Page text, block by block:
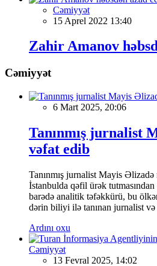
Cəmiyyət
15 Aprel 2022 13:40
Zahir Amanov
Cəmiyyət
6 Mart 2025, 20:06
Tanınmış jurnalist
vəfat edib
Tanınmış jurnalist Mayis Əlizadə
İstanbulda qəfil ürək
barədə analitik təfəkkürü, bu
dərin biliyi ilə tanınan jurnalist
Ardını oxu
Cəmiyyət
13 Fevral 2025, 14:02